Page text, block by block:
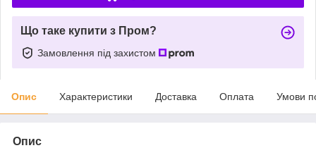
Що таке купити з Пром?
Замовлення під захистом
Опис Характеристики Доставка Оплата Умови
Опис